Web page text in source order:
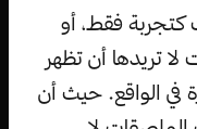
فقط، أو
تريدها أن تظهر
في الواقع. حيث أن